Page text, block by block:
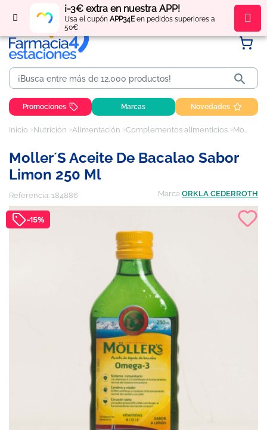
¡-3€ extra en nuestra APP!
Usa el cupón APP34Een pedidos superiores a
50€
Regístratey obténpuntos por tus compras

Promociones Marcas Novedades
Inicio Nutrición Alimentación Complementos alimenticios Moller´s Aceite de Bacalao Sabor Limon 250 ml
Moller´s Aceite De Bacalao Sabor
Limon 250 Ml
Referencia: 184886 Marca ORKLA CEDERROTH
-15%